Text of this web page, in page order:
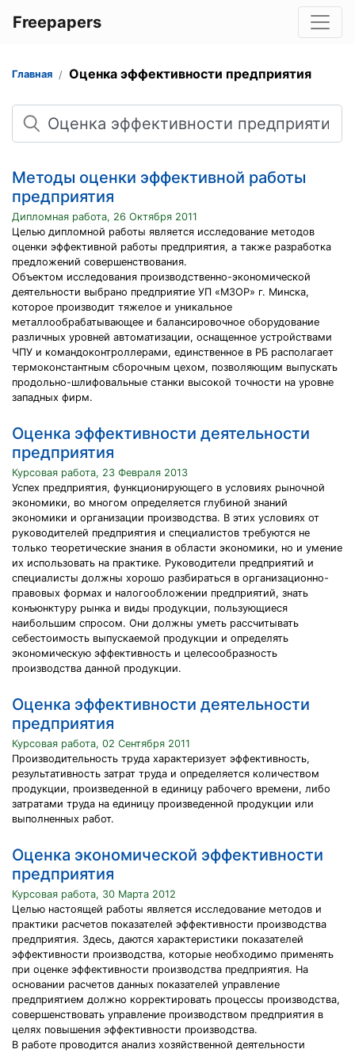
Freepapers
Главная Оценка эффективности предприятия
Поиск
Методы оценки эффективной работы
предприятия
Дипломная работа, 26 Октября 2011
Целью дипломной работы является исследование методов
оценки эффективной работы предприятия, а также разработка
предложений совершенствования.
Объектом исследования производственно-экономической
деятельности выбрано предприятие УП «МЗОР» г. Минска,
которое производит тяжелое и уникальное
металлообрабатывающее и балансировочное оборудование
различных уровней автоматизации, оснащенное устройствами
ЧПУ и командоконтроллерами, единственное в РБ располагает
термоконстантным сборочным цехом, позволяющим выпускать
продольно-шлифовальные станки высокой точности на уровне
западных фирм.
Оценка эффективности деятельности
предприятия
Курсовая работа, 23 Февраля 2013
Успех предприятия, функционирующего в условиях рыночной
экономики, во многом определяется глубиной знаний
экономики и организации производства. В этих условиях от
руководителей предприятия и специалистов требуются не
только теоретические знания в области экономики, но и умение
их использовать на практике. Руководители предприятий и
специалисты должны хорошо разбираться в организационно-
правовых формах и налогообложении предприятий, знать
конъюнктуру рынка и виды продукции, пользующиеся
наибольшим спросом. Они должны уметь рассчитывать
себестоимость выпускаемой продукции и определять
экономическую эффективность и целесообразность
производства данной продукции.
Оценка эффективности деятельности
предприятия
Курсовая работа, 02 Сентября 2011
Производительность труда характеризует эффективность,
результативность затрат труда и определяется количеством
продукции, произведенной в единицу рабочего времени, либо
затратами труда на единицу произведенной продукции или
выполненных работ.
Оценка экономической эффективности
предприятия
Курсовая работа, 30 Марта 2012
Целью настоящей работы является исследование методов и
практики расчетов показателей эффективности производства
предприятия. Здесь, даются характеристики показателей
эффективности производства, которые необходимо применять
при оценке эффективности производства предприятия. На
основании расчетов данных показателей управление
предприятием должно корректировать процессы производства,
совершенствовать управление производством предприятия в
целях повышения эффективности производства.
В работе проводится анализ хозяйственной деятельности